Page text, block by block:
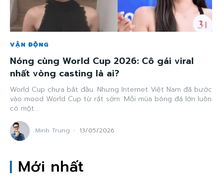
VẬN ĐỘNG
Nóng cùng World Cup 2026: Cô gái viral
nhất vòng casting là ai?
World Cup chưa bắt đầu. Nhưng Internet Việt Nam đã bước
vào mood World Cup từ rất sớm. Mỗi mùa bóng đá lớn luôn
có một...
Minh Trung - 13/05/2026
Mới nhất